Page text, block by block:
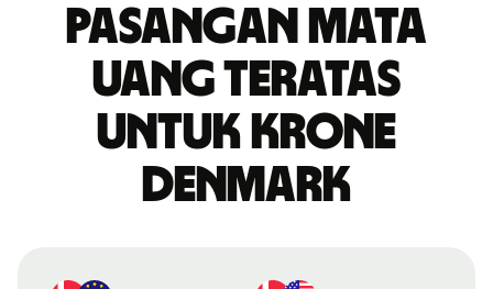
Pasangan mata
uang teratas
untuk krone
Denmark